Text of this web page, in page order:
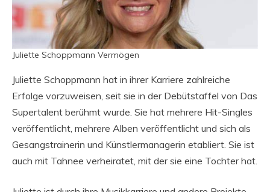
Juliette Schoppmann Vermögen
Juliette Schoppmann hat in ihrer Karriere zahlreiche
Erfolge vorzuweisen, seit sie in der Debütstaffel von Das
Supertalent berühmt wurde. Sie hat mehrere Hit-Singles
veröffentlicht, mehrere Alben veröffentlicht und sich als
Gesangstrainerin und Künstlermanagerin etabliert. Sie ist
auch mit Tahnee verheiratet, mit der sie eine Tochter hat.